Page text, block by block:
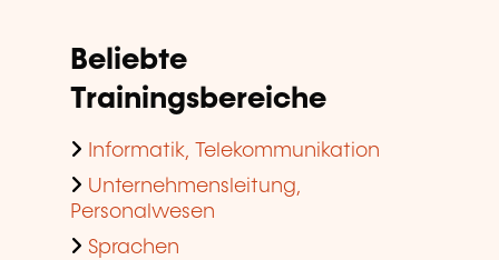
Beliebte
Trainingsbereiche
Informatik, Telekommunikation
Unternehmensleitung,
Personalwesen
Sprachen